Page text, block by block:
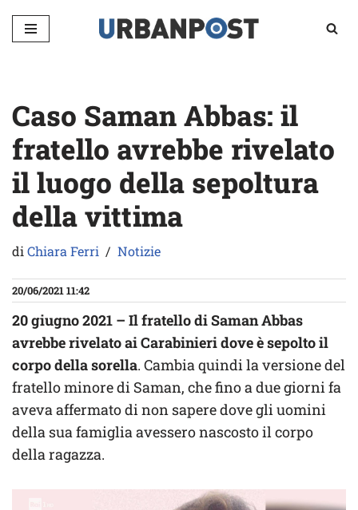
Vai
Caso Saman Abbas: il
fratello avrebbe rivelato
il luogo della sepoltura
della vittima
diChiara Ferri Notizie
20/06/2021 11:42
20 giugno 2021 – Il fratello di Saman Abbas
avrebbe rivelato ai Carabinieri dove è sepolto il
corpo della sorella. Cambia quindi la versione del
fratello minore di Saman, che fino a due giorni fa
aveva affermato di non sapere dove gli uomini
della sua famiglia avessero nascosto il corpo
della ragazza.